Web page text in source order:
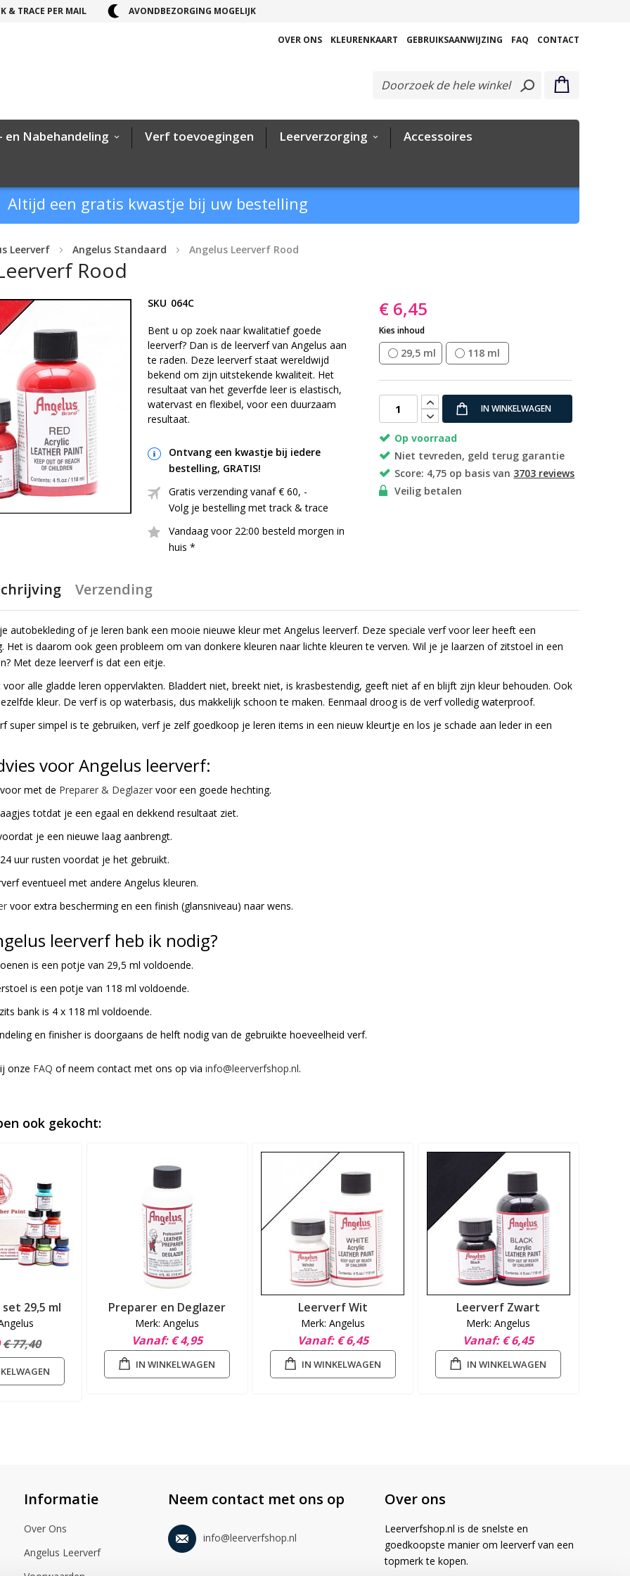
& TRACE PER MAIL AVONDBEZORGING MOGELIJK
CONTACT
FAQ
GEBRUIKSAANWIJZING
KLEURENKAART
OVER ONS
en Nabehandeling Verf toevoegingen Leerverzorging Accessoires
Altijd een gratis kwastje bij uw bestelling
Leerverf Angelus Standaard Angelus Leerverf Rood
Rood
SKU 064C
Bent u op zoek naar kwalitatief goede
leerverf? Dan is de leerverf van Angelus aan
te raden. Deze leerverf staat wereldwijd
bekend om zijn uitstekende kwaliteit. Het
resultaat van het geverfde leer is elastisch,
watervast en flexibel, voor een duurzaam
resultaat.
Ontvang een kwastje bij iedere
bestelling, GRATIS!
Gratis verzending vanaf € 60, ​​-
Volg je bestelling met track & trace
Vandaag voor 22:00 besteld morgen in
huis *
€ 6,45
Kies inhoud
29,5 ml 118 ml
IN WINKELWAGEN
Op voorraad
Niet tevreden, geld terug garantie
Score: 4,75 op basis van 3703 reviews
Veilig betalen
autobekleding of je leren bank een mooie nieuwe kleur met Angelus leerverf. Deze speciale verf voor leer heeft een
Het is daarom ook geen probleem om van donkere kleuren naar lichte kleuren te verven. Wil je je laarzen of zitstoel in een
Met deze leerverf is dat een eitje.
voor alle gladde leren oppervlakten. Bladdert niet, breekt niet, is krasbestendig, geeft niet af en blijft zijn kleur behouden. Ook
kleur. De verf is op waterbasis, dus makkelijk schoon te maken. Eenmaal droog is de verf volledig waterproof.
super simpel is te gebruiken, verf je zelf goedkoop je leren items in een nieuw kleurtje en los je schade aan leder in een
voor Angelus leerverf:
met de Preparer & Deglazer voor een goede hechting.
totdat je een egaal en dekkend resultaat ziet.
je een nieuwe laag aanbrengt.
uur rusten voordat je het gebruikt.
eventueel met andere Angelus kleuren.
voor extra bescherming en een finish (glansniveau) naar wens.
leerverf heb ik nodig?
is een potje van 29,5 ml voldoende.
is een potje van 118 ml voldoende.
bank is 4 x 118 ml voldoende.
en finisher is doorgaans de helft nodig van de gebruikte hoeveelheid verf.
onze FAQ of neem contact met ons op via info@leerverfshop.nl.
Verzending
ook gekocht:
29,5 ml
€ 77,40
Preparer en Deglazer
Merk: Angelus
Vanaf € 4,95
IN WINKELWAGEN
Leerverf Wit
Merk: Angelus
Vanaf € 6,45
IN WINKELWAGEN
Leerverf Zwart
Merk: Angelus
Vanaf € 6,45
IN WINKELWAGEN
Informatie
Over Ons
Angelus Leerverf
Neem contact met ons op
info@leerverfshop.nl
Over ons
Leerverfshop.nl is de snelste en
goedkoopste manier om leerverf van een
topmerk te kopen.